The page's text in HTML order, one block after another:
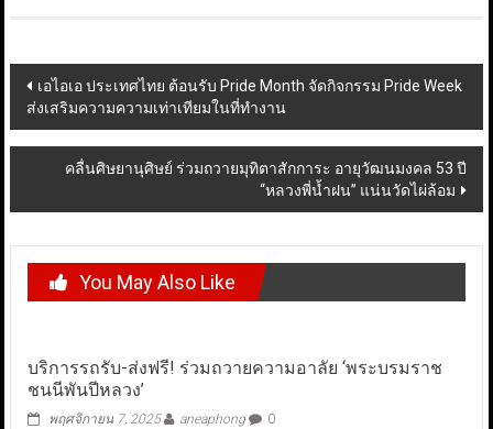
Post
navigation
เอไอเอ ประเทศไทย ต้อนรับ Pride Month จัดกิจกรรม Pride Week
ส่งเสริมความความเท่าเทียมในที่ทำงาน
คลื่นศิษยานุศิษย์ ร่วมถวายมุทิตาสักการะ อายุวัฒนมงคล 53 ปี
“หลวงพี่น้ำฝน” แน่นวัดไผ่ล้อม
You May Also Like
บริการรถรับ-ส่งฟรี! ร่วมถวายความอาลัย ‘พระบรมราช
ชนนีพันปีหลวง’
พฤศจิกายน 7, 2025 aneaphong 0